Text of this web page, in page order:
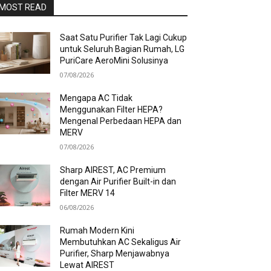
READ
Saat Satu Purifier Tak Lagi Cukup
untuk Seluruh Bagian Rumah, LG
PuriCare AeroMini Solusinya
07/08/2026
Mengapa AC Tidak
Menggunakan Filter HEPA?
Mengenal Perbedaan HEPA dan
MERV
07/08/2026
Sharp AIREST, AC Premium
dengan Air Purifier Built-in dan
Filter MERV 14
06/08/2026
Rumah Modern Kini
Membutuhkan AC Sekaligus Air
Purifier, Sharp Menjawabnya
Lewat AIREST